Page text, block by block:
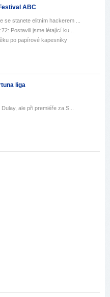
ABC
stanete elitním hackerem ...
Postavili jsme létající ku...
po papírové kapesníky
liga
ale při premiéře za S...